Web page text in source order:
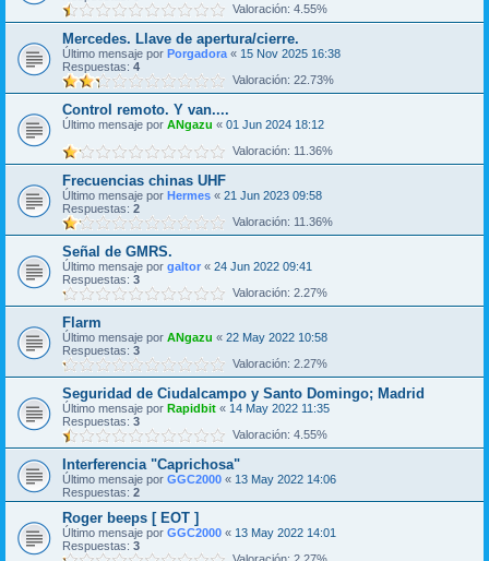
Valoración: 4.55%
Mercedes. Llave de apertura/cierre.
Último mensaje por Porgadora « 15 Nov 2025 16:38
Respuestas: 4
Valoración: 22.73%
Control remoto. Y van....
Último mensaje por ANgazu « 01 Jun 2024 18:12
Valoración: 11.36%
Frecuencias chinas UHF
Último mensaje por Hermes « 21 Jun 2023 09:58
Respuestas: 2
Valoración: 11.36%
Señal de GMRS.
Último mensaje por galtor « 24 Jun 2022 09:41
Respuestas: 3
Valoración: 2.27%
Flarm
Último mensaje por ANgazu « 22 May 2022 10:58
Respuestas: 3
Valoración: 2.27%
Seguridad de Ciudalcampo y Santo Domingo; Madrid
Último mensaje por Rapidbit « 14 May 2022 11:35
Respuestas: 3
Valoración: 4.55%
Interferencia "Caprichosa"
Último mensaje por GGC2000 « 13 May 2022 14:06
Respuestas: 2
Roger beeps [ EOT ]
Último mensaje por GGC2000 « 13 May 2022 14:01
Respuestas: 3